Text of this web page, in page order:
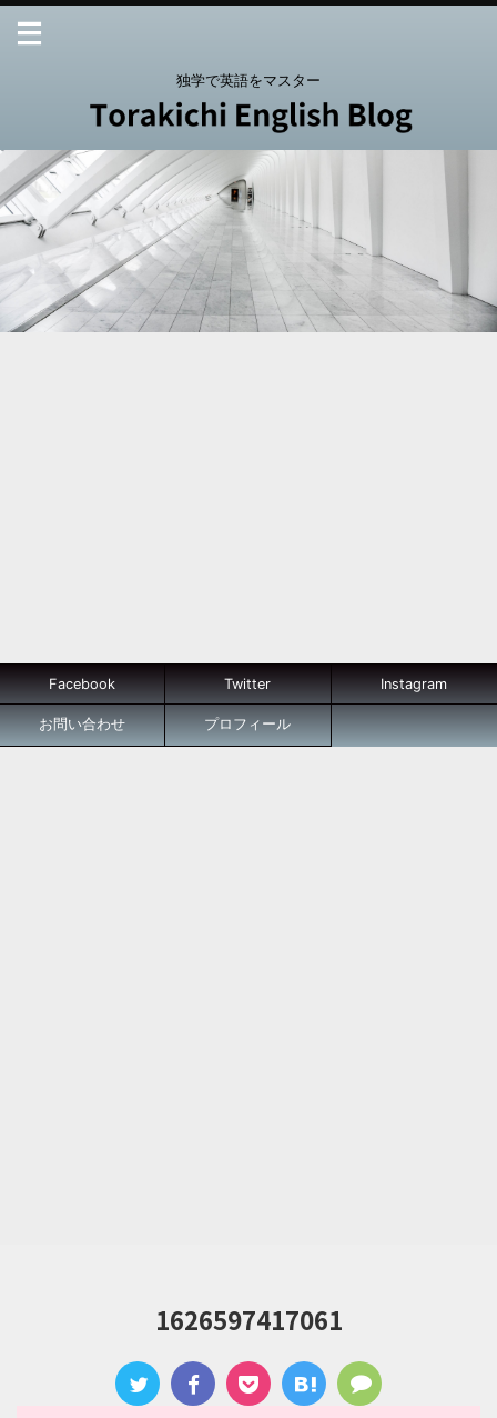
独学で英語をマスター
Facebook Twitter Instagram
お問い合わせ プロフィール
1626597417061